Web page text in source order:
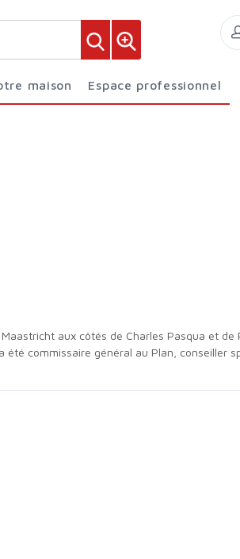
maison Espace professionnel
commissaire général au Plan, conseiller